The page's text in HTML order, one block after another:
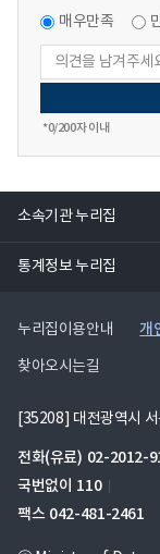
매우만족
*0/200자 이내
누리집이용안내 개
찾아오시는길
[35208] 대전광역시
전화(유료) 02-2012-
국번없이 110
팩스 042-481-2461
소속기관 누리집
통계정보 누리집